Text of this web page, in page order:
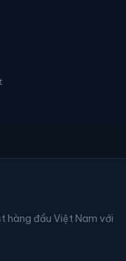
hàng đầu Việt Nam với